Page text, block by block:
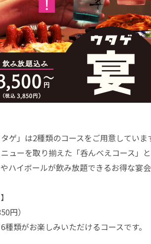
ゲ」は2種類のコースをご用意していま
ューを取り揃えた「呑んべえコース」
ハイボールが飲み放題できるお得な宴会
円）
類がお楽しみいただけるコースです。